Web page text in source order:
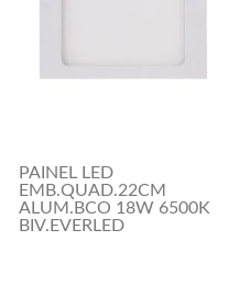
PAINEL LED
EMB.QUAD.22CM
ALUM.BCO 18W 6500K
BIV.EVERLED